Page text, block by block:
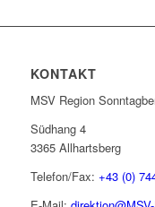
KONTAKT
MSV Region
Südhang 4
3365 Allhartsberg
Telefon/Fax: +43 (0)